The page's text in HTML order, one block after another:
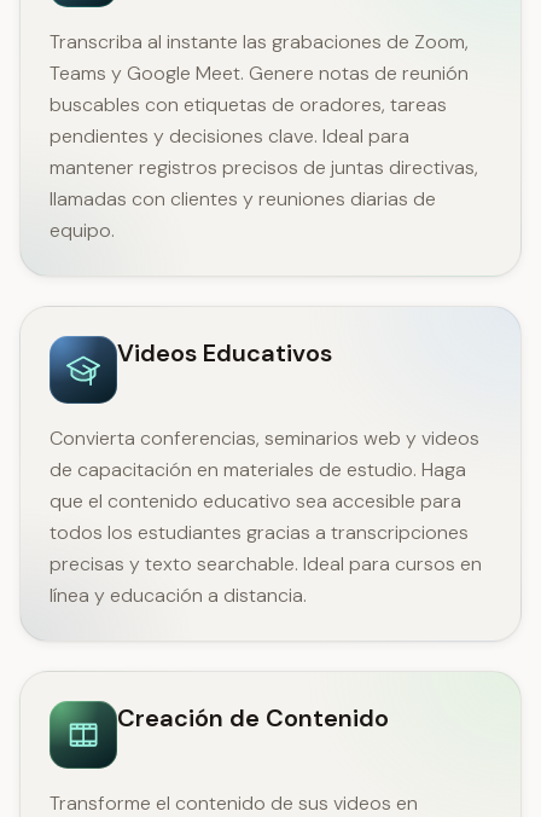
Transcriba al instante las grabaciones de Zoom,
Teams y Google Meet. Genere notas de reunión
buscables con etiquetas de oradores, tareas
pendientes y decisiones clave. Ideal para
mantener registros precisos de juntas directivas,
llamadas con clientes y reuniones diarias de
equipo.
Videos Educativos
Convierta conferencias, seminarios web y videos
de capacitación en materiales de estudio. Haga
que el contenido educativo sea accesible para
todos los estudiantes gracias a transcripciones
precisas y texto searchable. Ideal para cursos en
línea y educación a distancia.
Creación de Contenido
Transforme el contenido de sus videos en